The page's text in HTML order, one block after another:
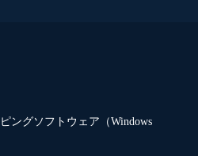
ングソフトウェア（Windows